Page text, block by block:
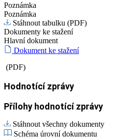
Poznámka
Poznámka
Stáhnout tabulku (PDF)
Dokumenty ke stažení
Hlavní dokument
Dokument ke stažení
(PDF)
Hodnotící zprávy
Přílohy hodnotící zprávy
Stáhnout všechny dokumenty
Schéma úrovní dokumentu